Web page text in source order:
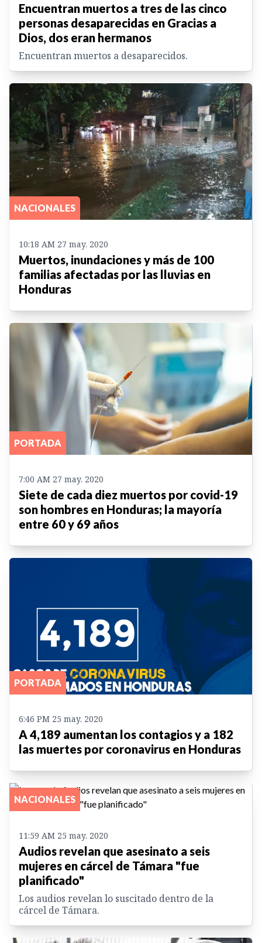
Encuentran muertos a tres de las cinco
personas desaparecidas en Gracias a
Dios, dos eran hermanos
Encuentran muertos a desaparecidos.
NACIONALES
10:18 AM 27 may. 2020
Muertos, inundaciones y más de 100
familias afectadas por las lluvias en
Honduras
PORTADA
7:00 AM 27 may. 2020
Siete de cada diez muertos por covid-19
son hombres en Honduras; la mayoría
entre 60 y 69 años
PORTADA
6:46 PM 25 may. 2020
A 4,189 aumentan los contagios y a 182
las muertes por coronavirus en Honduras
NACIONALES
11:59 AM 25 may. 2020
Audios revelan que asesinato a seis
mujeres en cárcel de Támara "fue
planificado"
Los audios revelan lo suscitado dentro de la
cárcel de Támara.